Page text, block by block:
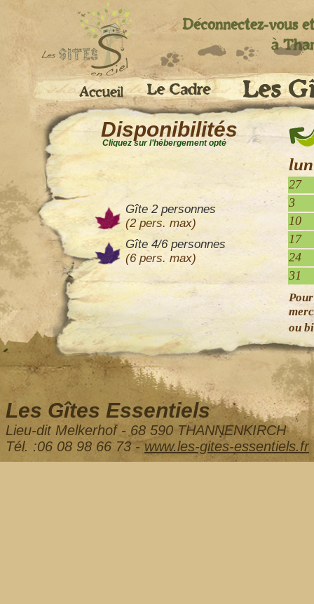
Disponibilités
Cliquez sur l’hébergement opté
Gîte 2 personnes
(2 pers. max)
Gîte 4/6 personnes
(6 pers. max)
lun
27
3
10
17
24
31
ou
Les Gîtes Essentiels
Lieu-dit Melkerhof - 68 590 THANNENKIRCH
Tél. :06 08 98 66 73 -www.les-gites-essentiels.fr